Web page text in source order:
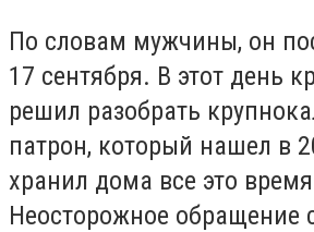
По словам мужчины, он
17 сентября. В этот день
решил разобрать
патрон, который нашел в
хранил дома все это
Неосторожное обращение